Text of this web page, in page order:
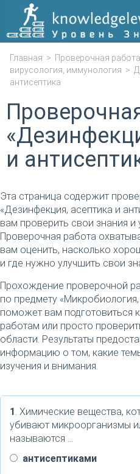
Главная > Проверочная работа
вирусология, иммунология >
антисептика
и
Эта страница содержит
«Дезинфекция, асептика и
вам проверить свои знания и
Проверочная работа
вам оценить, насколько
и где нужно улучшить свои
Прохождение проверочной
по предмету
поможет вам подготовиться
работам или просто
области. Результаты
информацию о том, какие
изучения и внимания.
1. Химические вещества,
убивают микроорганизмы
называются …
антисептиками